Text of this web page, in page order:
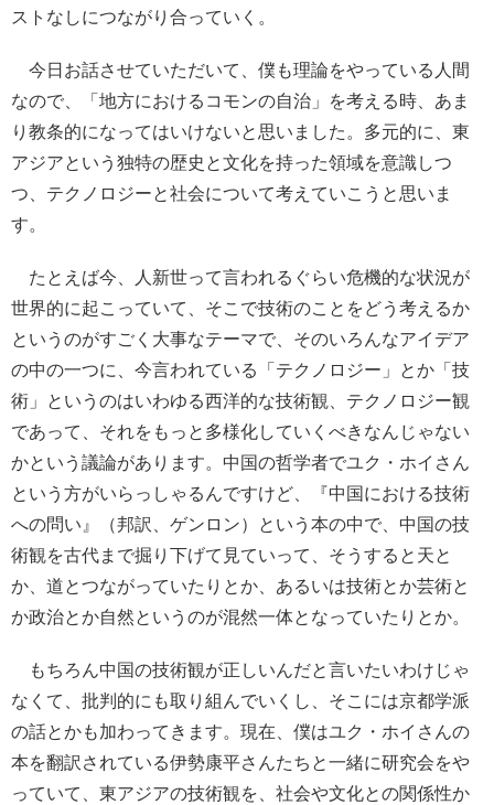
ストなしにつながり合っていく。
今日お話させていただいて、僕も理論をやっている人間
なので、「地方におけるコモンの自治」を考える時、あま
り教条的になってはいけないと思いました。多元的に、東
アジアという独特の歴史と文化を持った領域を意識しつ
つ、テクノロジーと社会について考えていこうと思いま
す。
たとえば今、人新世って言われるぐらい危機的な状況が
世界的に起こっていて、そこで技術のことをどう考えるか
というのがすごく大事なテーマで、そのいろんなアイデア
の中の一つに、今言われている「テクノロジー」とか「技
術」というのはいわゆる西洋的な技術観、テクノロジー観
であって、それをもっと多様化していくべきなんじゃない
かという議論があります。中国の哲学者でユク・ホイさん
という方がいらっしゃるんですけど、『中国における技術
への問い』（邦訳、ゲンロン）という本の中で、中国の技
術観を古代まで掘り下げて見ていって、そうすると天と
か、道とつながっていたりとか、あるいは技術とか芸術と
か政治とか自然というのが混然一体となっていたりとか。
もちろん中国の技術観が正しいんだと言いたいわけじゃ
なくて、批判的にも取り組んでいくし、そこには京都学派
の話とかも加わってきます。現在、僕はユク・ホイさんの
本を翻訳されている伊勢康平さんたちと一緒に研究会をや
っていて、東アジアの技術観を、社会や文化との関係性か